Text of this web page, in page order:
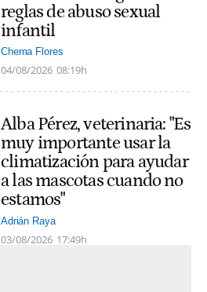
reglas de abuso sexual
infantil
Chema Flores
04/08/2026 08:19h
Alba Pérez, veterinaria: "Es
muy importante usar la
climatización para ayudar
a las mascotas cuando no
estamos"
Adrián Raya
03/08/2026 17:49h